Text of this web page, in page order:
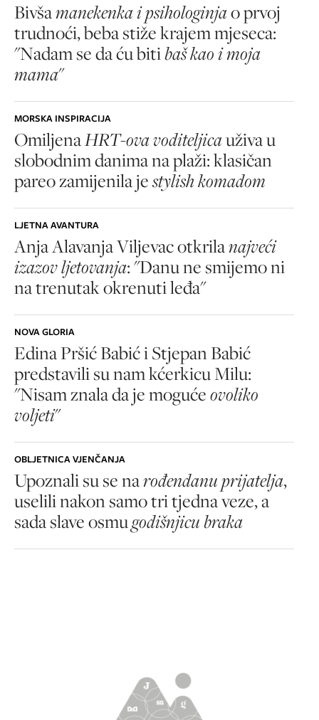
Bivšamanekenka i psihologinjao prvoj
trudnoći, beba stiže krajem mjeseca:
"Nadam se da ću bitibaš kao i moja
mama"
MORSKA INSPIRACIJA
OmiljenaHRT-ova voditeljicauživa u
slobodnim danima na plaži: klasičan
pareo zamijenila jestylish komadom
LJETNA AVANTURA
Anja Alavanja Viljevac otkrilanajveći
izazov ljetovanja: "Danu ne smijemo ni
na trenutak okrenuti leđa"
NOVA GLORIA
Edina Pršić Babić i Stjepan Babić
predstavili su nam kćerkicu Milu:
"Nisam znala da je mogućeovoliko
voljeti"
OBLJETNICA VJENČANJA
Upoznali su se narođendanu prijatelja,
uselili nakon samo tri tjedna veze, a
sada slave osmugodišnjicu braka